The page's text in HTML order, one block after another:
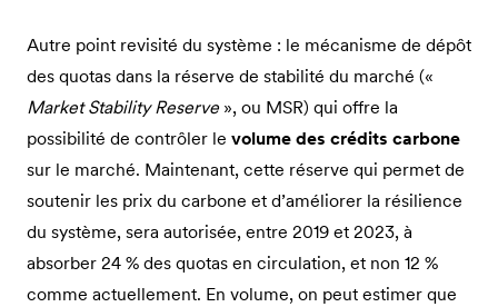
Autre point revisité du système : le mécanisme de dépôt
des quotas dans la réserve de stabilité du marché («
Market Stability Reserve », ou MSR) qui offre la
possibilité de contrôler le volume des crédits carbone
sur le marché. Maintenant, cette réserve qui permet de
soutenir les prix du carbone et d’améliorer la résilience
du système, sera autorisée, entre 2019 et 2023, à
absorber 24 % des quotas en circulation, et non 12 %
comme actuellement. En volume, on peut estimer que